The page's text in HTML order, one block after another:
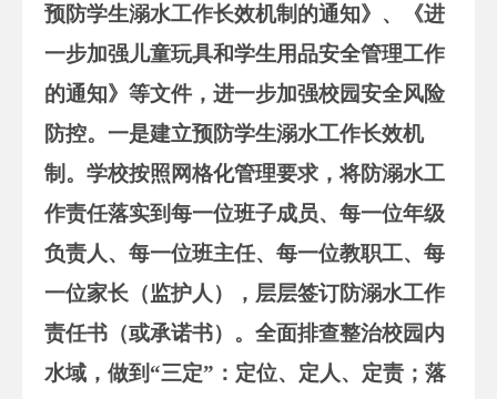
预防学生溺水工作长效机制的通知》、《进
一步加强儿童玩具和学生用品安全管理工作
的通知》等文件，进一步加强校园安全风险
防控。 一是建立预防学生溺水工作长效机
制。学校按照网格化管理要求，将防溺水工
作责任落实到每一位班子成员、每一位年级
负责人、每一位班主任、每一位教职工、每
一位家长（监护人），层层签订防溺水工作
责任书（或承诺书）。全面排查整治校园内
水域，做到“三定”：定位、定人、定责；落